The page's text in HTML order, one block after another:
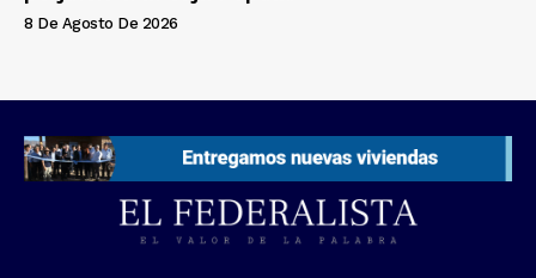
8 De Agosto De 2026